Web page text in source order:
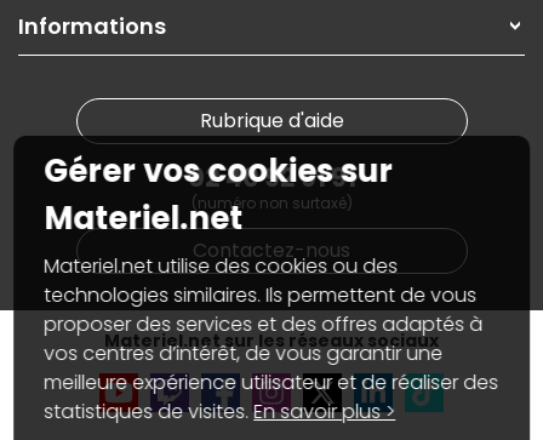
SAV, demander un retour
Informations
On rachète votre carte graphique
PC sur mesure : Votre RDV personnalisé
Materiel.net recrute
Notre programme d'affiliation
Partenariat & Sponsoring
Informations
Nos marques
Conditions générales de vente
Marketplace
Informations légales
Données personnellesetcookies
Gérer vos cookies
Accessibilité : non conforme
Rubrique d'aide
02 40 92 91 91
(numéro non surtaxé)
Contactez-nous
Materiel.net sur les réseaux sociaux
Gérer vos cookies sur
Materiel.net
Materiel.net utilise des cookies ou des
technologies similaires. Ils permettent de vous
proposer des services et des offres adaptés à
vos centres d’intérêt, de vous garantir une
meilleure expérience utilisateur et de réaliser des
statistiques de visites.En savoir plus >